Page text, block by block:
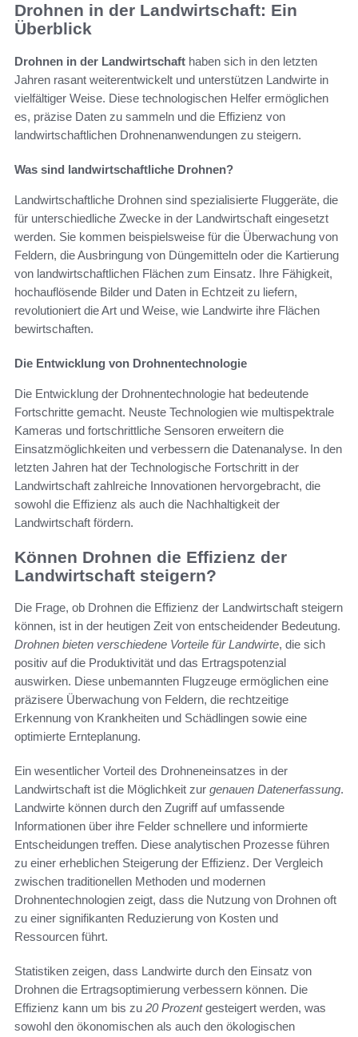
Drohnen in der Landwirtschaft: Ein
Überblick
Drohnen in der Landwirtschaft haben sich in den letzten
Jahren rasant weiterentwickelt und unterstützen Landwirte in
vielfältiger Weise. Diese technologischen Helfer ermöglichen
es, präzise Daten zu sammeln und die Effizienz von
landwirtschaftlichen Drohnenanwendungen zu steigern.
Was sind landwirtschaftliche Drohnen?
Landwirtschaftliche Drohnen sind spezialisierte Fluggeräte, die
für unterschiedliche Zwecke in der Landwirtschaft eingesetzt
werden. Sie kommen beispielsweise für die Überwachung von
Feldern, die Ausbringung von Düngemitteln oder die Kartierung
von landwirtschaftlichen Flächen zum Einsatz. Ihre Fähigkeit,
hochauflösende Bilder und Daten in Echtzeit zu liefern,
revolutioniert die Art und Weise, wie Landwirte ihre Flächen
bewirtschaften.
Die Entwicklung von Drohnentechnologie
Die Entwicklung der Drohnentechnologie hat bedeutende
Fortschritte gemacht. Neuste Technologien wie multispektrale
Kameras und fortschrittliche Sensoren erweitern die
Einsatzmöglichkeiten und verbessern die Datenanalyse. In den
letzten Jahren hat der Technologische Fortschritt in der
Landwirtschaft zahlreiche Innovationen hervorgebracht, die
sowohl die Effizienz als auch die Nachhaltigkeit der
Landwirtschaft fördern.
Können Drohnen die Effizienz der
Landwirtschaft steigern?
Die Frage, ob Drohnen die Effizienz der Landwirtschaft steigern
können, ist in der heutigen Zeit von entscheidender Bedeutung.
Drohnen bieten verschiedene Vorteile für Landwirte, die sich
positiv auf die Produktivität und das Ertragspotenzial
auswirken. Diese unbemannten Flugzeuge ermöglichen eine
präzisere Überwachung von Feldern, die rechtzeitige
Erkennung von Krankheiten und Schädlingen sowie eine
optimierte Ernteplanung.
Ein wesentlicher Vorteil des Drohneneinsatzes in der
Landwirtschaft ist die Möglichkeit zur genauen Datenerfassung.
Landwirte können durch den Zugriff auf umfassende
Informationen über ihre Felder schnellere und informierte
Entscheidungen treffen. Diese analytischen Prozesse führen
zu einer erheblichen Steigerung der Effizienz. Der Vergleich
zwischen traditionellen Methoden und modernen
Drohnentechnologien zeigt, dass die Nutzung von Drohnen oft
zu einer signifikanten Reduzierung von Kosten und
Ressourcen führt.
Statistiken zeigen, dass Landwirte durch den Einsatz von
Drohnen die Ertragsoptimierung verbessern können. Die
Effizienz kann um bis zu 20 Prozentgesteigert werden, was
sowohl den ökonomischen als auch den ökologischen